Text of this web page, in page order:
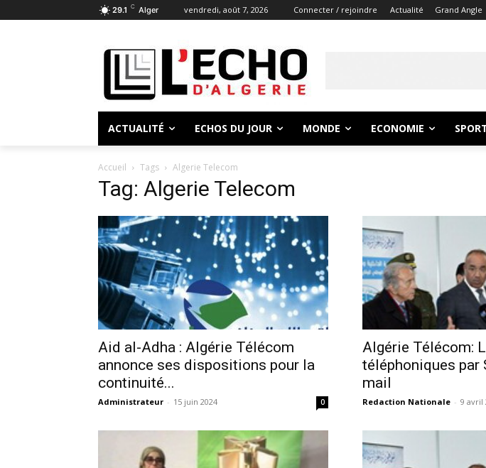
29.1 C Alger vendredi, août 7, 2026 Connecter / rejoindre Actualité Grand Angle
ACTUALITÉ ECHOS DU JOUR MONDE ECONOMIE
Accueil Tags Algerie Telecom
Tag: Algerie Telecom
Aid al-Adha : Algérie Télécom
annonce ses dispositions pour la
continuité...
Administrateur - 15 juin 2024 0
Algérie Télécom:
téléphoniques par
mail
Redaction Nationale - 9 avril